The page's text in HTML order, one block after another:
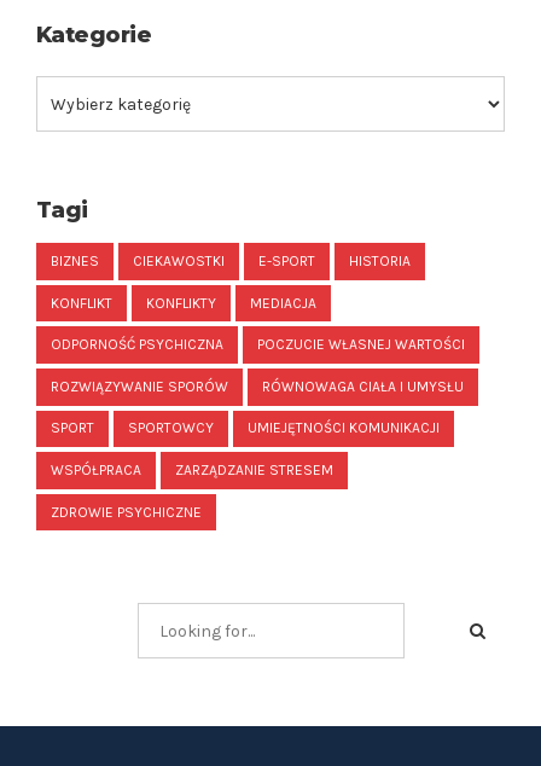
Kategorie
Tagi
BIZNES CIEKAWOSTKI E-SPORT HISTORIA
KONFLIKT KONFLIKTY MEDIACJA
ODPORNOŚĆ PSYCHICZNA POCZUCIE WŁASNEJ WARTOŚCI
ROZWIĄZYWANIE SPORÓW RÓWNOWAGA CIAŁA I UMYSŁU
SPORT SPORTOWCY UMIEJĘTNOŚCI KOMUNIKACJI
WSPÓŁPRACA ZARZĄDZANIE STRESEM
ZDROWIE PSYCHICZNE